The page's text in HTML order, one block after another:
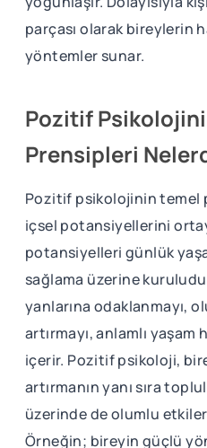
parçası olarak bireylerin
yöntemler sunar.
Pozitif
Prensipleri
Pozitif psikolojinin temel
içsel potansiyellerini
potansiyelleri günlük
sağlama üzerine
yanlarına odaklanmayı,
artırmayı, anlamlı yaşam
içerir. Pozitif psikoloji,
artırmanın yanı sıra
üzerinde de olumlu
Örneğin; bireyin güçlü